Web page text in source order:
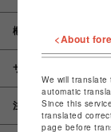
概要
サイズ
注意事項
<About
We will
automatic
Since this
translated
page before